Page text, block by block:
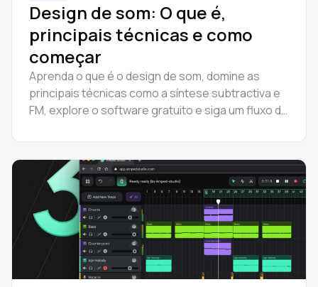
Design de som: O que é,
principais técnicas e como
começar
Aprenda o que é o design de som, domine as
principais técnicas como a síntese subtractiva e
FM, explore o software gratuito e siga um fluxo de